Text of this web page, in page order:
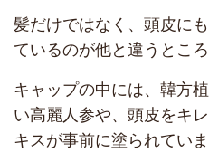
髪だけではなく、頭皮に
ているのが他と違うところ
キャップの中には、韓方
い高麗人参や、頭皮をキ
キスが事前に塗られていま